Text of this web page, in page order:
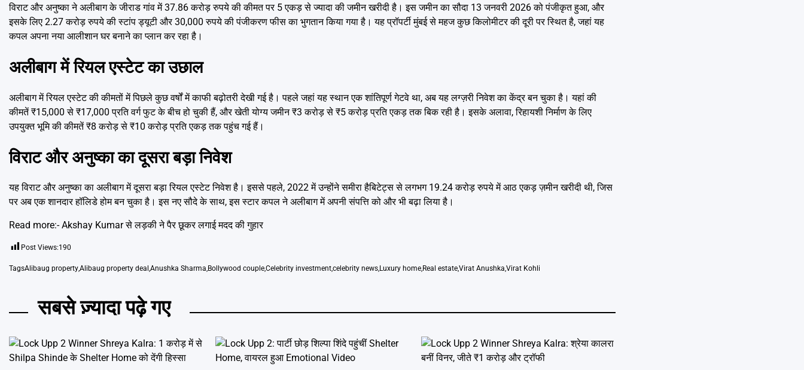
विराट और अनुष्का ने अलीबाग के जीराड गांव में 37.86 करोड़ रुपये की कीमत पर 5 एकड़ से ज्यादा की जमीन खरीदी है। इस जमीन का सौदा 13 जनवरी 2026 को पंजीकृत हुआ, और
इसके लिए 2.27 करोड़ रुपये की स्टांप ड्यूटी और 30,000 रुपये की पंजीकरण फीस का भुगतान किया गया है। यह प्रॉपर्टी मुंबई से महज कुछ किलोमीटर की दूरी पर स्थित है, जहां यह
कपल अपना नया आलीशान घर बनाने का प्लान कर रहा है।
अलीबाग में रियल एस्टेट का उछाल
अलीबाग में रियल एस्टेट की कीमतों में पिछले कुछ वर्षों में काफी बढ़ोतरी देखी गई है। पहले जहां यह स्थान एक शांतिपूर्ण गेटवे था, अब यह लग्ज़री निवेश का केंद्र बन चुका है। यहां की
कीमतें ₹15,000 से ₹17,000 प्रति वर्ग फुट के बीच हो चुकी हैं, और खेती योग्य जमीन ₹3 करोड़ से ₹5 करोड़ प्रति एकड़ तक बिक रही है। इसके अलावा, रिहायशी निर्माण के लिए
उपयुक्त भूमि की कीमतें ₹8 करोड़ से ₹10 करोड़ प्रति एकड़ तक पहुंच गई हैं।
विराट और अनुष्का का दूसरा बड़ा निवेश
यह विराट और अनुष्का का अलीबाग में दूसरा बड़ा रियल एस्टेट निवेश है। इससे पहले, 2022 में उन्होंने समीरा हैबिटेट्स से लगभग 19.24 करोड़ रुपये में आठ एकड़ ज़मीन खरीदी थी, जिस
पर अब एक शानदार हॉलिडे होम बन चुका है। इस नए सौदे के साथ, इस स्टार कपल ने अलीबाग में अपनी संपत्ति को और भी बढ़ा लिया है।
Read more:-Akshay Kumar से लड़की ने पैर छूकर लगाई मदद की गुहार
Post Views:190
TagsAlibaug property,Alibaug property deal ,Anushka Sharma,Bollywood couple,Celebrity investment,celebrity news,Luxury home,Real estate,Virat Anushka,Virat Kohli
सबसे ज़्यादा पढ़े गए